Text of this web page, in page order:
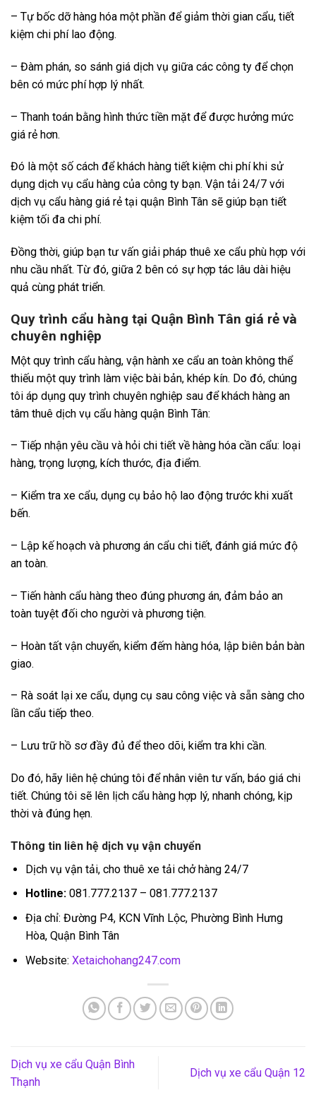
– Tự bốc dỡ hàng hóa một phần để giảm thời gian cẩu, tiết
kiệm chi phí lao động.
– Đàm phán, so sánh giá dịch vụ giữa các công ty để chọn
bên có mức phí hợp lý nhất.
– Thanh toán bằng hình thức tiền mặt để được hưởng mức
giá rẻ hơn.
Đó là một số cách để khách hàng tiết kiệm chi phí khi sử
dụng dịch vụ cẩu hàng của công ty bạn. Vận tải 24/7 với
dịch vụ cẩu hàng giá rẻ tại quận Bình Tân sẽ giúp bạn tiết
kiệm tối đa chi phí.
Đồng thời, giúp bạn tư vấn giải pháp thuê xe cẩu phù hợp với
nhu cầu nhất. Từ đó, giữa 2 bên có sự hợp tác lâu dài hiệu
quả cùng phát triển.
Quy trình cẩu hàng tại Quận Bình Tân giá rẻ và
chuyên nghiệp
Một quy trình cẩu hàng, vận hành xe cẩu an toàn không thể
thiếu một quy trình làm việc bài bản, khép kín. Do đó, chúng
tôi áp dụng quy trình chuyên nghiệp sau để khách hàng an
tâm thuê dịch vụ cẩu hàng quận Bình Tân:
– Tiếp nhận yêu cầu và hỏi chi tiết về hàng hóa cần cẩu: loại
hàng, trọng lượng, kích thước, địa điểm.
– Kiểm tra xe cẩu, dụng cụ bảo hộ lao động trước khi xuất
bến.
– Lập kế hoạch và phương án cẩu chi tiết, đánh giá mức độ
an toàn.
– Tiến hành cẩu hàng theo đúng phương án, đảm bảo an
toàn tuyệt đối cho người và phương tiện.
– Hoàn tất vận chuyển, kiểm đếm hàng hóa, lập biên bản bàn
giao.
– Rà soát lại xe cẩu, dụng cụ sau công việc và sẵn sàng cho
lần cẩu tiếp theo.
– Lưu trữ hồ sơ đầy đủ để theo dõi, kiểm tra khi cần.
Do đó, hãy liên hệ chúng tôi để nhân viên tư vấn, báo giá chi
tiết. Chúng tôi sẽ lên lịch cẩu hàng hợp lý, nhanh chóng, kịp
thời và đúng hẹn.
Thông tin liên hệ dịch vụ vận chuyển
Dịch vụ vận tải, cho thuê xe tải chở hàng 24/7
Hotline:081.777.2137 – 081.777.2137
Địa chỉ: Đường P4, KCN Vĩnh Lộc, Phường Bình Hưng
Hòa, Quận Bình Tân
Website: Xetaichohang247.com
Dịch vụ xe cẩu Quận Bình
Thạnh
Dịch vụ xe cẩu Quận 12